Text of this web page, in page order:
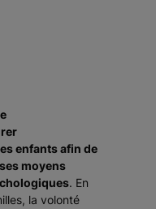
enfants afin de
moyens
. En
la volonté